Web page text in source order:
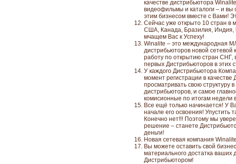
качестве дистрибьютора
видеофильмы и каталоги – и вы
этим бизнесом вместе с Вами!
Сейчас уже открыто 10 стран в
США, Канада, Бразилия, Индия,
мчащем Вас к Успеху!
Winalite – это международная
дистрибьюторов новой сетевой
работу по открытию стран СНГ,
первых Дистрибьюторов в этих
У каждого Дистрибьютора
момент регистрации в
просматривать свою структуру
дистрибьюторов, и самое
комисионные по итогам недели
Все ещё только начинается! У
начале его освоения! Упустить
Конечно нет!!! Поэтому мы
решение – станете
деньги!
Новая сетевая компания
Вы можете оставить свой
материального достатка
Дистрибьютором!